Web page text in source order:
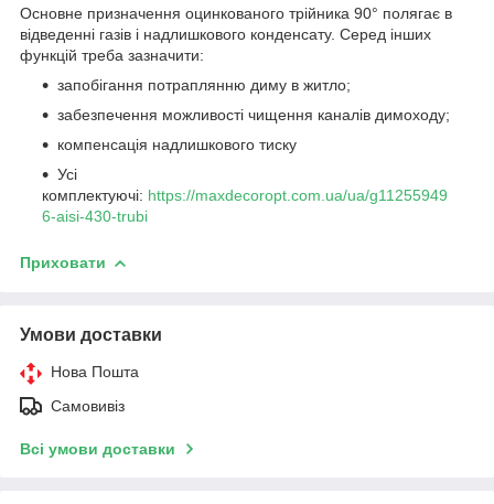
Основне призначення оцинкованого трійника 90° полягає в
відведенні газів і надлишкового конденсату. Серед інших
функцій треба зазначити:
запобігання потраплянню диму в житло;
забезпечення можливості чищення каналів димоходу;
компенсація надлишкового тиску
Усі
комплектуючі: https://maxdecoropt.com.ua/ua/g11255949
6-aisi-430-trubi
Приховати
Умови доставки
Нова Пошта
Самовивіз
Всі умови доставки